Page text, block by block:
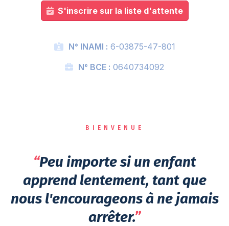
S'inscrire sur la liste d'attente
N° INAMI : 6-03875-47-801
N° BCE : 0640734092
BIENVENUE
“Peu importe si un enfant
apprend lentement, tant que
nous l'encourageons à ne jamais
arrêter.”